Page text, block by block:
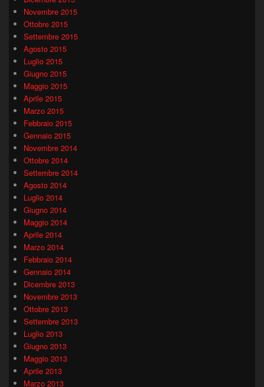
Novembre 2015
Ottobre 2015
Settembre 2015
Agosto 2015
Luglio 2015
Giugno 2015
Maggio 2015
Aprile 2015
Marzo 2015
Febbraio 2015
Gennaio 2015
Novembre 2014
Ottobre 2014
Settembre 2014
Agosto 2014
Luglio 2014
Giugno 2014
Maggio 2014
Aprile 2014
Marzo 2014
Febbraio 2014
Gennaio 2014
Dicembre 2013
Novembre 2013
Ottobre 2013
Settembre 2013
Luglio 2013
Giugno 2013
Maggio 2013
Aprile 2013
Marzo 2013